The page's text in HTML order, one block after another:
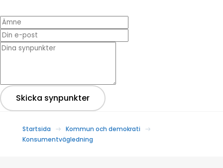
Ämne
Din e-post
* Dina synpunkter
Skicka synpunkter
Startsida
Kommun och demokrati
Konsumentvägledning